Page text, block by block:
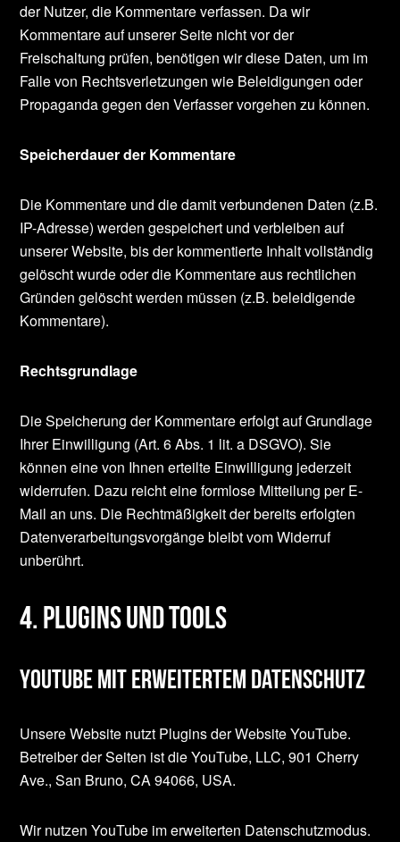
der Nutzer, die Kommentare verfassen. Da wir
Kommentare auf unserer Seite nicht vor der
Freischaltung prüfen, benötigen wir diese Daten, um im
Falle von Rechtsverletzungen wie Beleidigungen oder
Propaganda gegen den Verfasser vorgehen zu können.
Speicherdauer der Kommentare
Die Kommentare und die damit verbundenen Daten (z.B.
IP-Adresse) werden gespeichert und verbleiben auf
unserer Website, bis der kommentierte Inhalt vollständig
gelöscht wurde oder die Kommentare aus rechtlichen
Gründen gelöscht werden müssen (z.B. beleidigende
Kommentare).
Rechtsgrundlage
Die Speicherung der Kommentare erfolgt auf Grundlage
Ihrer Einwilligung (Art. 6 Abs. 1 lit. a DSGVO). Sie
können eine von Ihnen erteilte Einwilligung jederzeit
widerrufen. Dazu reicht eine formlose Mitteilung per E-
Mail an uns. Die Rechtmäßigkeit der bereits erfolgten
Datenverarbeitungsvorgänge bleibt vom Widerruf
unberührt.
4. Plugins und Tools
YouTube mit erweitertem Datenschutz
Unsere Website nutzt Plugins der Website YouTube.
Betreiber der Seiten ist die YouTube, LLC, 901 Cherry
Ave., San Bruno, CA 94066, USA.
Wir nutzen YouTube im erweiterten Datenschutzmodus.